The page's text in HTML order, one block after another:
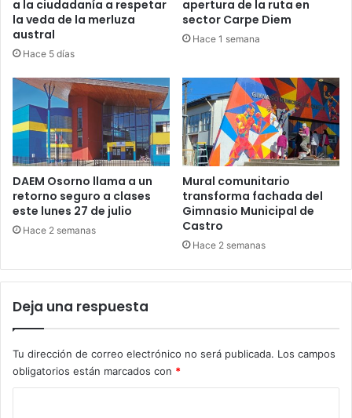
a la ciudadanía a respetar
la veda de la merluza
austral
Hace 5 días
apertura de la ruta en
sector Carpe Diem
Hace 1 semana
DAEM Osorno llama a un
retorno seguro a clases
este lunes 27 de julio
Hace 2 semanas
Mural comunitario
transforma fachada del
Gimnasio Municipal de
Castro
Hace 2 semanas
Deja una respuesta
Tu dirección de correo electrónico no será publicada. Los campos
obligatorios están marcados con *